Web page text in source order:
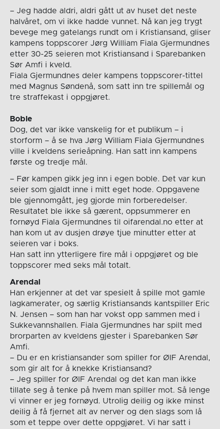
– Jeg hadde aldri, aldri gått ut av huset det neste
halvåret, om vi ikke hadde vunnet. Nå kan jeg trygt
bevege meg gatelangs rundt om i Kristiansand, gliser
kampens toppscorer Jørg William Fiala Gjermundnes
etter 30-25 seieren mot Kristiansand i Sparebanken
Sør Amfi i kveld.
Fiala Gjermundnes deler kampens toppscorer-tittel
med Magnus Søndenå, som satt inn tre spillemål og
tre straffekast i oppgjøret.
Boble
Dog, det var ikke vanskelig for et publikum – i
storform – å se hva Jørg William Fiala Gjermundnes
ville i kveldens serieåpning. Han satt inn kampens
første og tredje mål.
– Før kampen gikk jeg inn i egen boble. Det var kun
seier som gjaldt inne i mitt eget hode. Oppgavene
ble gjennomgått, jeg gjorde min forberedelser.
Resultatet ble ikke så gærent, oppsummerer en
fornøyd Fiala Gjermundnes til oifarendal.no etter at
han kom ut av dusjen drøye tjue minutter etter at
seieren var i boks.
Han satt inn ytterligere fire mål i oppgjøret og ble
toppscorer med seks mål totalt.
Arendal
Han erkjenner at det var spesielt å spille mot gamle
lagkamerater, og særlig Kristiansands kantspiller Eric
N. Jensen – som han har vokst opp sammen med i
Sukkevannshallen. Fiala Gjermundnes har spilt med
brorparten av kveldens gjester i Sparebanken Sør
Amfi.
– Du er en kristiansander som spiller for ØIF Arendal,
som gir alt for å knekke Kristiansand?
– Jeg spiller for ØIF Arendal og det kan man ikke
tillate seg å tenke på hvem man spiller mot. Så lenge
vi vinner er jeg fornøyd. Utrolig deilig og ikke minst
deilig å få fjernet alt av nerver og den slags som lå
som et teppe over dette oppgjøret. Vi har satt i